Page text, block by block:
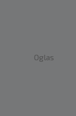
Oglas